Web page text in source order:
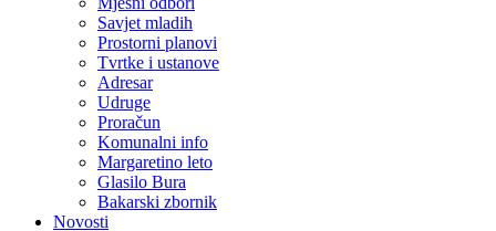
Savjet mladih
Prostorni planovi
Tvrtke i ustanove
Adresar
Udruge
Proračun
Komunalni info
Margaretino leto
Glasilo Bura
Bakarski zbornik
Novosti